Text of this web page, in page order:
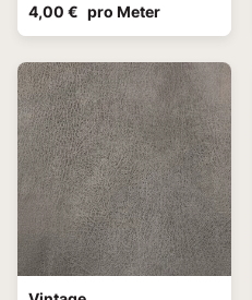
4,00 € pro Meter